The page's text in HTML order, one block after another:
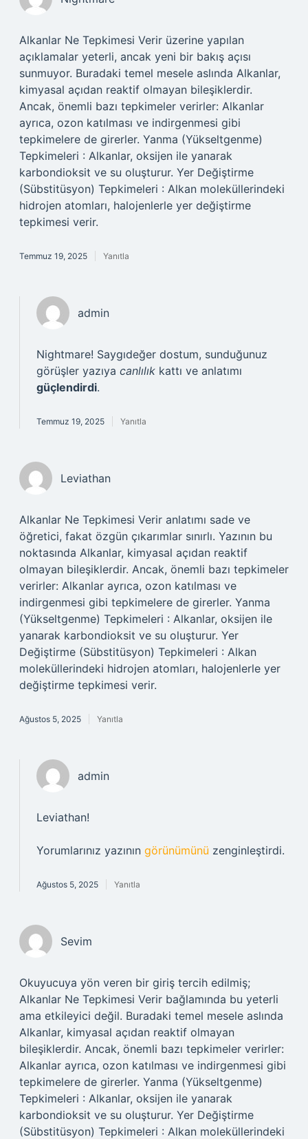
Alkanlar Ne Tepkimesi Verir üzerine yapılan
açıklamalar yeterli, ancak yeni bir bakış açısı
sunmuyor. Buradaki temel mesele aslında Alkanlar,
kimyasal açıdan reaktif olmayan bileşiklerdir.
Ancak, önemli bazı tepkimeler verirler: Alkanlar
ayrıca, ozon katılması ve indirgenmesi gibi
tepkimelere de girerler. Yanma (Yükseltgenme)
Tepkimeleri : Alkanlar, oksijen ile yanarak
karbondioksit ve su oluşturur. Yer Değiştirme
(Sübstitüsyon) Tepkimeleri : Alkan moleküllerindeki
hidrojen atomları, halojenlerle yer değiştirme
tepkimesi verir.
Temmuz 19, 2025 Yanıtla
admin
Nightmare! Saygıdeğer dostum, sunduğunuz
görüşler yazıya canlılık kattı ve anlatımı
güçlendirdi.
Temmuz 19, 2025 Yanıtla
Leviathan
Alkanlar Ne Tepkimesi Verir anlatımı sade ve
öğretici, fakat özgün çıkarımlar sınırlı. Yazının bu
noktasında Alkanlar, kimyasal açıdan reaktif
olmayan bileşiklerdir. Ancak, önemli bazı tepkimeler
verirler: Alkanlar ayrıca, ozon katılması ve
indirgenmesi gibi tepkimelere de girerler. Yanma
(Yükseltgenme) Tepkimeleri : Alkanlar, oksijen ile
yanarak karbondioksit ve su oluşturur. Yer
Değiştirme (Sübstitüsyon) Tepkimeleri : Alkan
moleküllerindeki hidrojen atomları, halojenlerle yer
değiştirme tepkimesi verir.
Ağustos 5, 2025 Yanıtla
admin
Leviathan!
Yorumlarınız yazının görünümünü zenginleştirdi.
Ağustos 5, 2025 Yanıtla
Sevim
Okuyucuya yön veren bir giriş tercih edilmiş;
Alkanlar Ne Tepkimesi Verir bağlamında bu yeterli
ama etkileyici değil. Buradaki temel mesele aslında
Alkanlar, kimyasal açıdan reaktif olmayan
bileşiklerdir. Ancak, önemli bazı tepkimeler verirler:
Alkanlar ayrıca, ozon katılması ve indirgenmesi gibi
tepkimelere de girerler. Yanma (Yükseltgenme)
Tepkimeleri : Alkanlar, oksijen ile yanarak
karbondioksit ve su oluşturur. Yer Değiştirme
(Sübstitüsyon) Tepkimeleri : Alkan moleküllerindeki